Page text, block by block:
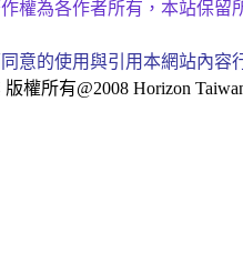
權為各作者所有，本站保留
意的使用與引用本網站內
版權所有@2008 Horizon